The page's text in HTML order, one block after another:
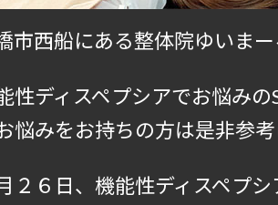
市西船にある整体院ゆいまー
性ディスペプシアでお悩み
悩みをお持ちの方は是非参考
６日、機能性ディスペプシ